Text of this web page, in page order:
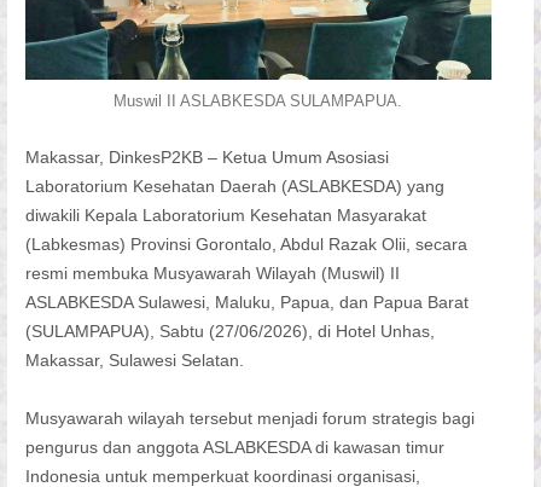
Muswil II ASLABKESDA SULAMPAPUA.
Makassar, DinkesP2KB – Ketua Umum Asosiasi
Laboratorium Kesehatan Daerah (ASLABKESDA) yang
diwakili Kepala Laboratorium Kesehatan Masyarakat
(Labkesmas) Provinsi Gorontalo, Abdul Razak Olii, secara
resmi membuka Musyawarah Wilayah (Muswil) II
ASLABKESDA Sulawesi, Maluku, Papua, dan Papua Barat
(SULAMPAPUA), Sabtu (27/06/2026), di Hotel Unhas,
Makassar, Sulawesi Selatan.
Musyawarah wilayah tersebut menjadi forum strategis bagi
pengurus dan anggota ASLABKESDA di kawasan timur
Indonesia untuk memperkuat koordinasi organisasi,